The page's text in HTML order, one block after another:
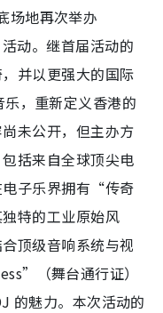
场地再次举办
动。继首届活动的
并以更强大的国际
，重新定义香港的
未公开，但主办方
括来自全球顶尖电
电子乐界拥有“传奇
特的工业原始风
顶级音响系统与视
（舞台通行证）
的魅力。本次活动的